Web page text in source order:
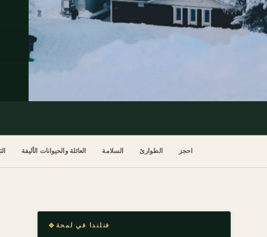
العائلة والحيوانات الأليفة السلامة الطوارئ احجز
فنلندا في لمحة